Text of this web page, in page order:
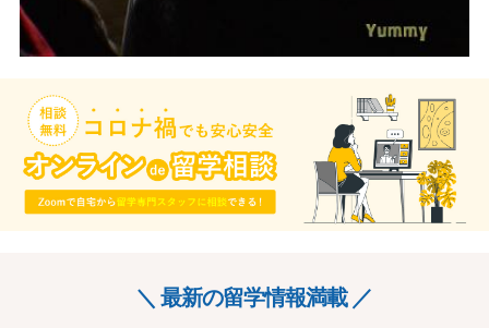
＼ 最新の留学情報満載 ／